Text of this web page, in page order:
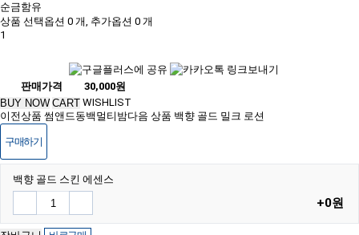
순금함유
상품 선택옵션 0 개, 추가옵션 0 개
1
판매가격
30,000원
BUY NOW CART WISHLIST
이전상품 썸앤드동백멀티밤다음 상품 백향 골드 밀크 로션
구매하기
백향 골드 스킨 에센스
+0원